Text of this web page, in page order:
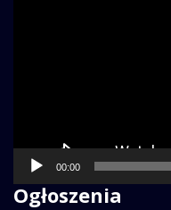
00:00
Ogłoszenia